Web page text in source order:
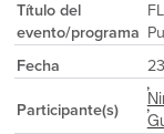
Título del
evento/programa
Fecha
Participante(s)